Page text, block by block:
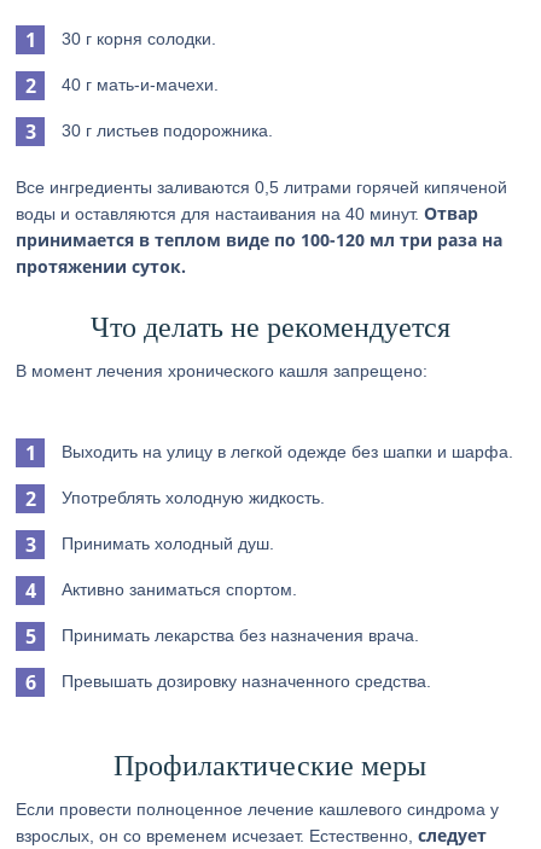
30 г корня солодки.
40 г мать-и-мачехи.
30 г листьев подорожника.
Все ингредиенты заливаются 0,5 литрами горячей кипяченой
воды и оставляются для настаивания на 40 минут.Отвар
принимается в теплом виде по 100-120 мл три раза на
протяжении суток.
Что делать не рекомендуется
В момент лечения хронического кашля запрещено:
Выходить на улицу в легкой одежде без шапки и шарфа.
Употреблять холодную жидкость.
Принимать холодный душ.
Активно заниматься спортом.
Принимать лекарства без назначения врача.
Превышать дозировку назначенного средства.
Профилактические меры
Если провести полноценное лечение кашлевого синдрома у
взрослых, он со временем исчезает. Естественно,следует